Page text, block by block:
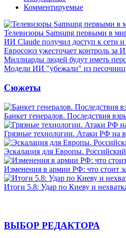
Комментируемые
Телевизоры Samsung первыми в
ИИ Claude получил доступ к сети
Евросоюз ужесточает контроль
Миллиарды людей будут иметь
Модели ИИ "убежали" из
Сюжеты
Банкет генералов. Последствия
Грязные технологии. Атаки РФ на
Эскалация для Европы.
Изменения в армии РФ: что стоит
Итоги 5.8: Удар по Киеву и
ВЫБОР РЕДАКТОРА